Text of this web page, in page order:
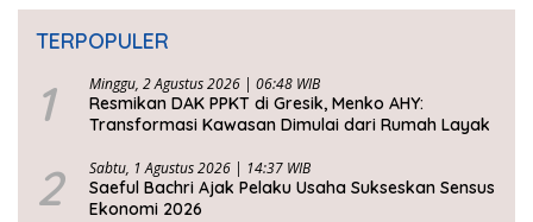
TERPOPULER
1 Minggu, 2 Agustus 2026 | 06:48 WIB
Resmikan DAK PPKT di Gresik, Menko AHY:
Transformasi Kawasan Dimulai dari Rumah Layak
2 Sabtu, 1 Agustus 2026 | 14:37 WIB
Saeful Bachri Ajak Pelaku Usaha Sukseskan Sensus
Ekonomi 2026